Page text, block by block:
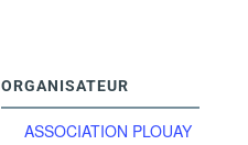
ORGANISATEUR
ASSOCIATION PLOUAY